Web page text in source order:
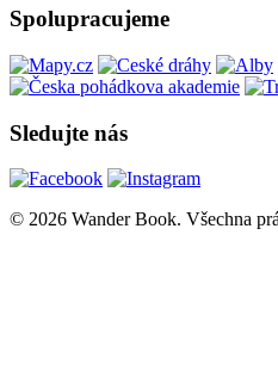
Spolupracujeme
Sledujte nás
© 2026 Wander Book. Všechna